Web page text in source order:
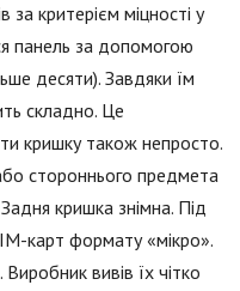
за критерієм міцності у
панель за допомогою
десяти). Завдяки їм
складно. Це
кришку також непросто.
стороннього предмета
кришка знімна. Під
карт формату «мікро».
вивів їх чітко